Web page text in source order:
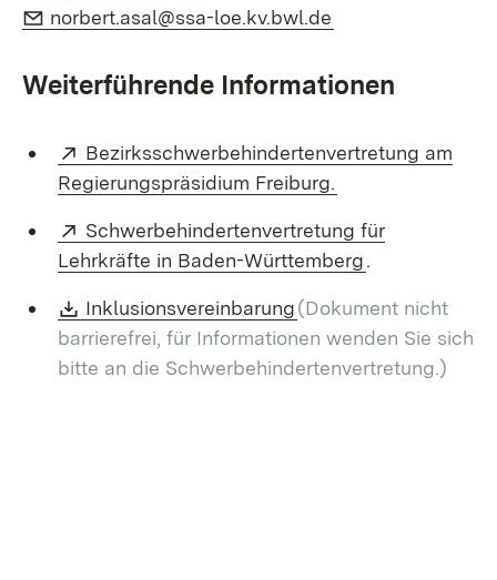
E-Mail:
norbert.asal@ssa-loe.kv.bwl.de
Weiterführende Informationen
Extern:
Bezirksschwerbehindertenvertretung am
Regierungspräsidium Freiburg.
Extern:
Schwerbehindertenvertretung für
Lehrkräfte in Baden-Württemberg.
Download:
Inklusionsvereinbarung(Öffnet in neuem
(Dokument nicht
barrierefrei, für Informationen wenden Sie sich
bitte an die Schwerbehindertenvertretung.)